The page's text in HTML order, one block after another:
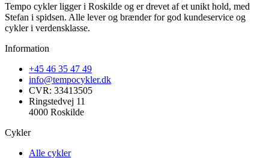
Tempo cykler ligger i Roskilde og er drevet af et unikt hold, med
Stefan i spidsen. Alle lever og brænder for god kundeservice og
cykler i verdensklasse.
Information
+45 46 35 47 49
info@tempocykler.dk
CVR: 33413505
Ringstedvej 11
4000 Roskilde
Cykler
Alle cykler